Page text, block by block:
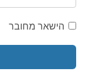
הישאר מחובר